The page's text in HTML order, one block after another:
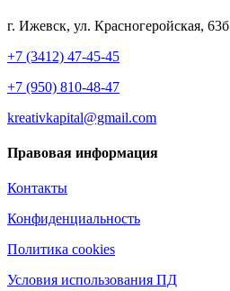
г. Ижевск, ул. Красногеройская, 63б
+7 (3412) 47-45-45
+7 (950) 810-48-47
kreativkapital@gmail.com
Правовая информация
Контакты
Конфиденциальность
Политика cookies
Условия использования ПД